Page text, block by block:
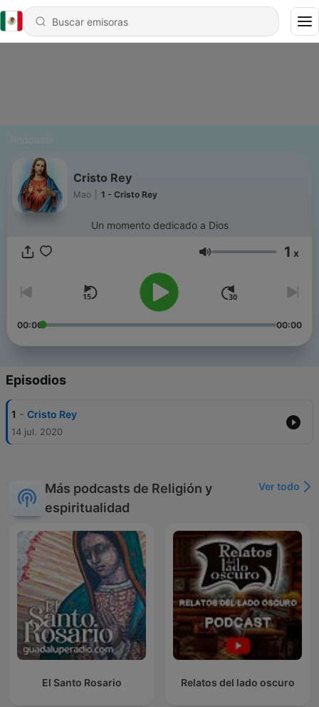
Cristo Rey
Mao 1 - Cristo Rey
Un momento dedicado a Dios
Volumen 1 x
00:00 00:00
Episodios
1 - Cristo Rey
14 jul. 2020
Más podcasts de Religión y
espiritualidad
Ver todo
El Santo Rosario Relatos del lado oscuro